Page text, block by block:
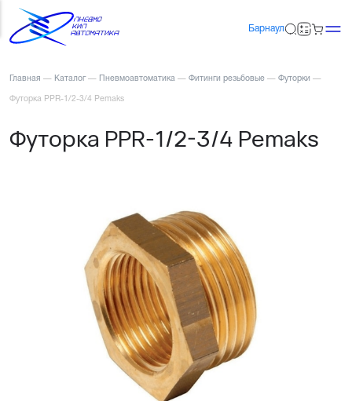
Барнаул
Главная — Каталог — Пневмоавтоматика — Фитинги резьбовые — Футорки —
Футорка PPR-1/2-3/4 Pemaks
Футорка PPR-1/2-3/4 Pemaks